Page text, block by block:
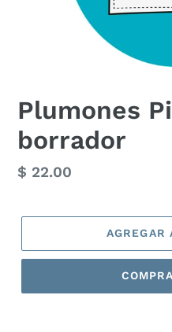
Plumones
borrador
Precio
$ 22.00
AGREGAR